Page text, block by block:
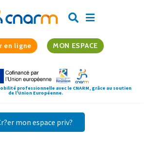
en ligne MON ESPACE
professionnelle avec le CNARM, grâce au soutien
de l'Union Européenne.
mon espace priv?